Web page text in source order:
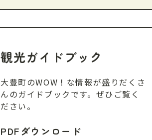
観光ガイドブック
大豊町のWOW！な情報が盛りだくさ
んのガイドブックです。ぜひご覧く
ださい。
PDFダウンロード